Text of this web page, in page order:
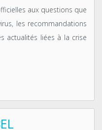
aux questions que
les recommandations
actualités liées à la crise